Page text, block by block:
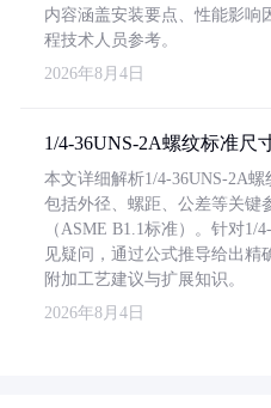
内容涵盖安装要点、性能影响
程技术人员参考。
2026年8月4日
1/4-36UNS-2A螺纹标准尺
本文详细解析1/4-36UNS-2A螺
包括外径、螺距、公差等关键
（ASME B1.1标准）。针对1/
见疑问，通过公式推导给出精
附加工艺建议与扩展知识。
2026年8月4日